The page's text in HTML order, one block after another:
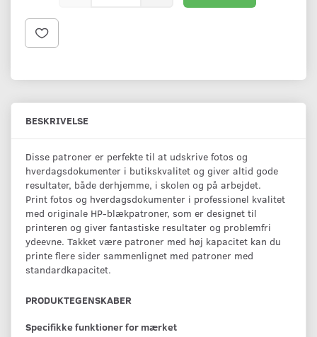
BESKRIVELSE
Disse patroner er perfekte til at udskrive fotos og
hverdagsdokumenter i butikskvalitet og giver altid gode
resultater, både derhjemme, i skolen og på arbejdet.
Print fotos og hverdagsdokumenter i professionel kvalitet
med originale HP-blækpatroner, som er designet til
printeren og giver fantastiske resultater og problemfri
ydeevne. Takket være patroner med høj kapacitet kan du
printe flere sider sammenlignet med patroner med
standardkapacitet.
PRODUKTEGENSKABER
Specifikke funktioner for mærket